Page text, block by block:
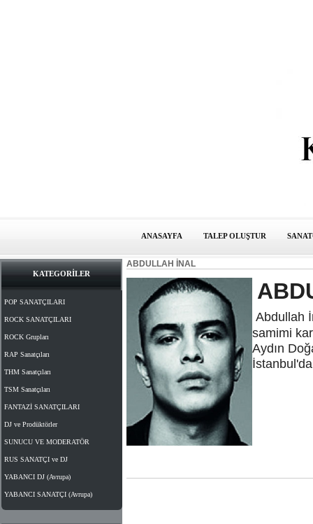
ANASAYFA TALEP OLUŞTUR
KATEGORİLER
POP SANATÇILARI
ROCK SANATÇILARI
ROCK Grupları
RAP Sanatçıları
THM Sanatçıları
TSM Sanatçıları
FANTAZİ SANATÇILARI
DJ ve Prodüktörler
SUNUCU VE MODERATÖR
RUS SANATÇI ve DJ
YABANCI DJ (Avrupa)
YABANCI SANATÇI (Avrupa)
ABDULLAH İNAL
Abdullah
samimi
Aydın